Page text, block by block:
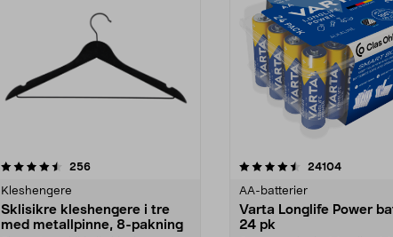
256anmeldelser
Kleshengere
Sklisikre kleshengere i tre
med metallpinne, 8-pakning
4.5av 5 stjerner 24104
AA-batterier
Varta Longlife Power
24 pk
4.5av 5 stjerner